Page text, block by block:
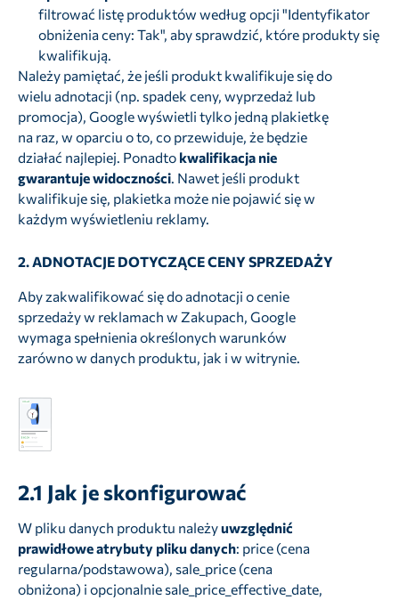
filtrować listę produktów według opcji "Identyfikator
obniżenia ceny: Tak", aby sprawdzić, które produkty się
kwalifikują.
Należy pamiętać, że jeśli produkt kwalifikuje się do
wielu adnotacji (np. spadek ceny, wyprzedaż lub
promocja), Google wyświetli tylko jedną plakietkę
na raz, w oparciu o to, co przewiduje, że będzie
działać najlepiej. Ponadto kwalifikacja nie
gwarantuje widoczności. Nawet jeśli produkt
kwalifikuje się, plakietka może nie pojawić się w
każdym wyświetleniu reklamy.
2. ADNOTACJE DOTYCZĄCE CENY SPRZEDAŻY
Aby zakwalifikować się do adnotacji o cenie
sprzedaży w reklamach w Zakupach, Google
wymaga spełnienia określonych warunków
zarówno w danych produktu, jak i w witrynie.
2.1 Jak je skonfigurować
W pliku danych produktu należyuwzględnić
prawidłowe atrybuty pliku danych: price (cena
regularna/podstawowa), sale_price (cena
obniżona) i opcjonalnie sale_price_effective_date,